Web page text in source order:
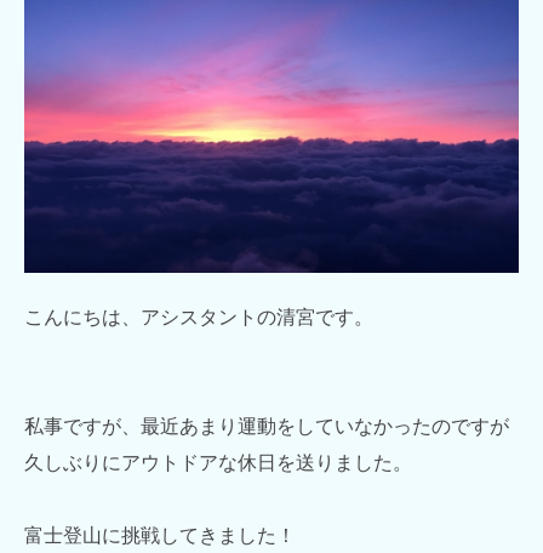
こんにちは、アシスタントの清宮です。
私事ですが、最近あまり運動をしていなかったのですが
久しぶりにアウトドアな休日を送りました。
富士登山に挑戦してきました！